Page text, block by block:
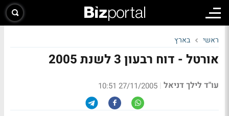
ראשי בארץ
אורטל - דוח רבעון 3 לשנת 2005
עו"ד לילך דניאל |
27/11/2005 10:51